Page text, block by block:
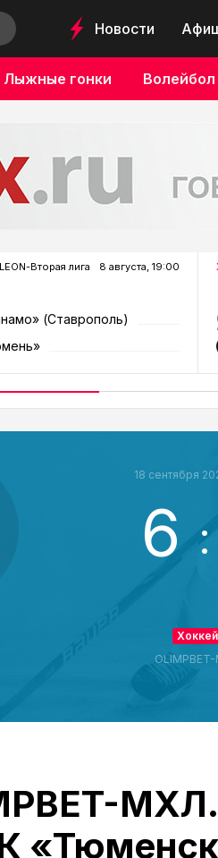
Новости
Лыжные гонки Волейбол
Вторая лига
8 августа, 19:00
(Ставрополь)
18 сентября
6 :
Хоккей